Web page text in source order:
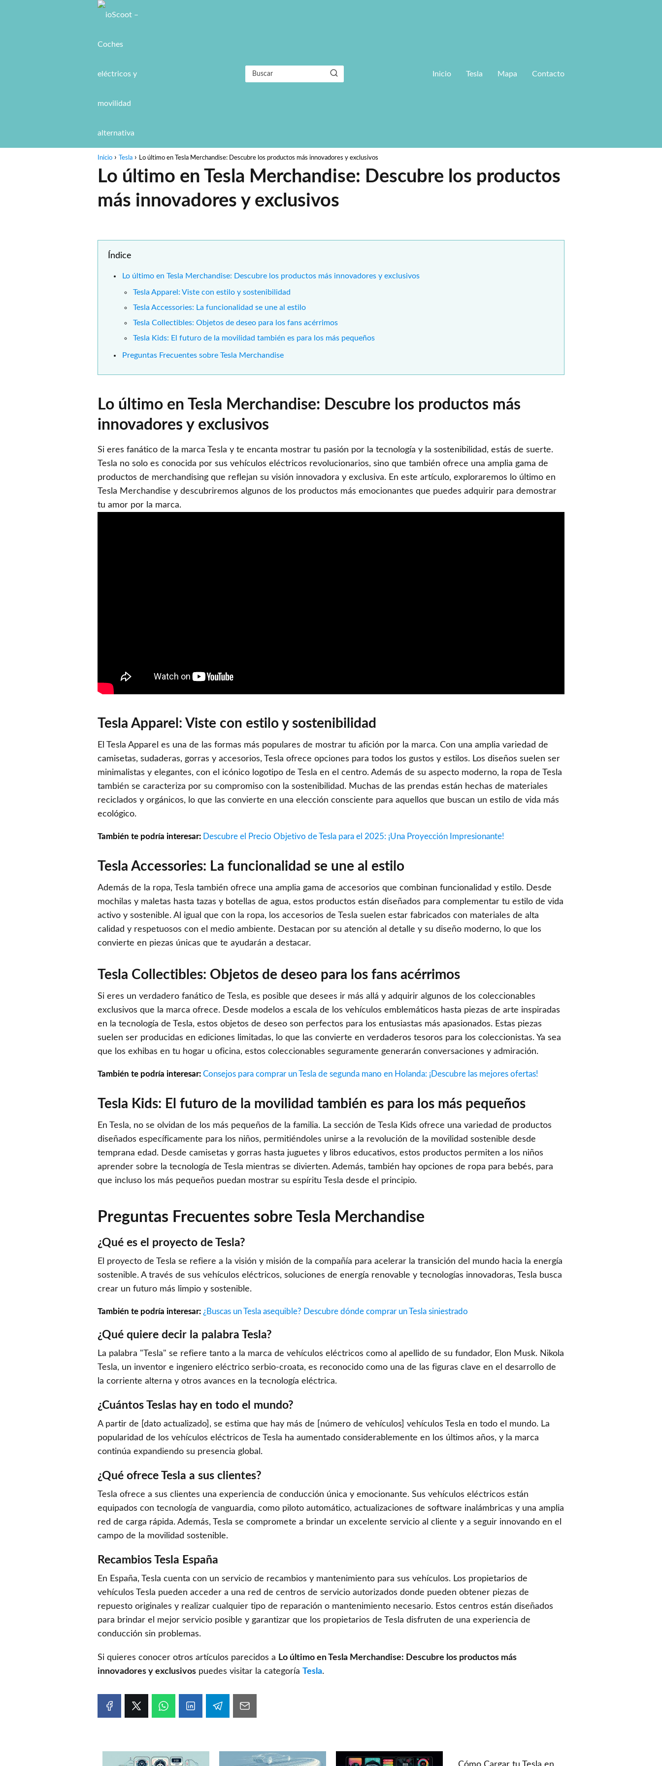
Inicio Tesla Mapa Contacto
Inicio Tesla Lo último en Tesla Merchandise: Descubre los productos más innovadores y exclusivos
Lo último en Tesla Merchandise: Descubre los productos
más innovadores y exclusivos
Índice
Lo último en Tesla Merchandise: Descubre los productos más innovadores y exclusivos
Tesla Apparel: Viste con estilo y sostenibilidad
Tesla Accessories: La funcionalidad se une al estilo
Tesla Collectibles: Objetos de deseo para los fans acérrimos
Tesla Kids: El futuro de la movilidad también es para los más pequeños
Preguntas Frecuentes sobre Tesla Merchandise
Lo último en Tesla Merchandise: Descubre los productos más
innovadores y exclusivos
Si eres fanático de la marca Tesla y te encanta mostrar tu pasión por la tecnología y la sostenibilidad, estás de suerte.
Tesla no solo es conocida por sus vehículos eléctricos revolucionarios, sino que también ofrece una amplia gama de
productos de merchandising que reflejan su visión innovadora y exclusiva. En este artículo, exploraremos lo último en
Tesla Merchandise y descubriremos algunos de los productos más emocionantes que puedes adquirir para demostrar
tu amor por la marca.
Tesla Apparel: Viste con estilo y sostenibilidad
El Tesla Apparel es una de las formas más populares de mostrar tu afición por la marca. Con una amplia variedad de
camisetas, sudaderas, gorras y accesorios, Tesla ofrece opciones para todos los gustos y estilos. Los diseños suelen ser
minimalistas y elegantes, con el icónico logotipo de Tesla en el centro. Además de su aspecto moderno, la ropa de Tesla
también se caracteriza por su compromiso con la sostenibilidad. Muchas de las prendas están hechas de materiales
reciclados y orgánicos, lo que las convierte en una elección consciente para aquellos que buscan un estilo de vida más
ecológico.
También te podría interesar: Descubre el Precio Objetivo de Tesla para el 2025: ¡Una Proyección Impresionante!
Tesla Accessories: La funcionalidad se une al estilo
Además de la ropa, Tesla también ofrece una amplia gama de accesorios que combinan funcionalidad y estilo. Desde
mochilas y maletas hasta tazas y botellas de agua, estos productos están diseñados para complementar tu estilo de vida
activo y sostenible. Al igual que con la ropa, los accesorios de Tesla suelen estar fabricados con materiales de alta
calidad y respetuosos con el medio ambiente. Destacan por su atención al detalle y su diseño moderno, lo que los
convierte en piezas únicas que te ayudarán a destacar.
Tesla Collectibles: Objetos de deseo para los fans acérrimos
Si eres un verdadero fanático de Tesla, es posible que desees ir más allá y adquirir algunos de los coleccionables
exclusivos que la marca ofrece. Desde modelos a escala de los vehículos emblemáticos hasta piezas de arte inspiradas
en la tecnología de Tesla, estos objetos de deseo son perfectos para los entusiastas más apasionados. Estas piezas
suelen ser producidas en ediciones limitadas, lo que las convierte en verdaderos tesoros para los coleccionistas. Ya sea
que los exhibas en tu hogar u oficina, estos coleccionables seguramente generarán conversaciones y admiración.
También te podría interesar: Consejos para comprar un Tesla de segunda mano en Holanda: ¡Descubre las mejores ofertas!
Tesla Kids: El futuro de la movilidad también es para los más pequeños
En Tesla, no se olvidan de los más pequeños de la familia. La sección de Tesla Kids ofrece una variedad de productos
diseñados específicamente para los niños, permitiéndoles unirse a la revolución de la movilidad sostenible desde
temprana edad. Desde camisetas y gorras hasta juguetes y libros educativos, estos productos permiten a los niños
aprender sobre la tecnología de Tesla mientras se divierten. Además, también hay opciones de ropa para bebés, para
que incluso los más pequeños puedan mostrar su espíritu Tesla desde el principio.
Preguntas Frecuentes sobre Tesla Merchandise
¿Qué es el proyecto de Tesla?
El proyecto de Tesla se refiere a la visión y misión de la compañía para acelerar la transición del mundo hacia la energía
sostenible. A través de sus vehículos eléctricos, soluciones de energía renovable y tecnologías innovadoras, Tesla busca
crear un futuro más limpio y sostenible.
También te podría interesar: ¿Buscas un Tesla asequible? Descubre dónde comprar un Tesla siniestrado
¿Qué quiere decir la palabra Tesla?
La palabra "Tesla" se refiere tanto a la marca de vehículos eléctricos como al apellido de su fundador, Elon Musk. Nikola
Tesla, un inventor e ingeniero eléctrico serbio-croata, es reconocido como una de las figuras clave en el desarrollo de
la corriente alterna y otros avances en la tecnología eléctrica.
¿Cuántos Teslas hay en todo el mundo?
A partir de [dato actualizado], se estima que hay más de [número de vehículos] vehículos Tesla en todo el mundo. La
popularidad de los vehículos eléctricos de Tesla ha aumentado considerablemente en los últimos años, y la marca
continúa expandiendo su presencia global.
¿Qué ofrece Tesla a sus clientes?
Tesla ofrece a sus clientes una experiencia de conducción única y emocionante. Sus vehículos eléctricos están
equipados con tecnología de vanguardia, como piloto automático, actualizaciones de software inalámbricas y una amplia
red de carga rápida. Además, Tesla se compromete a brindar un excelente servicio al cliente y a seguir innovando en el
campo de la movilidad sostenible.
Recambios Tesla España
En España, Tesla cuenta con un servicio de recambios y mantenimiento para sus vehículos. Los propietarios de
vehículos Tesla pueden acceder a una red de centros de servicio autorizados donde pueden obtener piezas de
repuesto originales y realizar cualquier tipo de reparación o mantenimiento necesario. Estos centros están diseñados
para brindar el mejor servicio posible y garantizar que los propietarios de Tesla disfruten de una experiencia de
conducción sin problemas.
Si quieres conocer otros artículos parecidos a Lo último en Tesla Merchandise: Descubre los productos más
innovadores y exclusivos puedes visitar la categoría Tesla.